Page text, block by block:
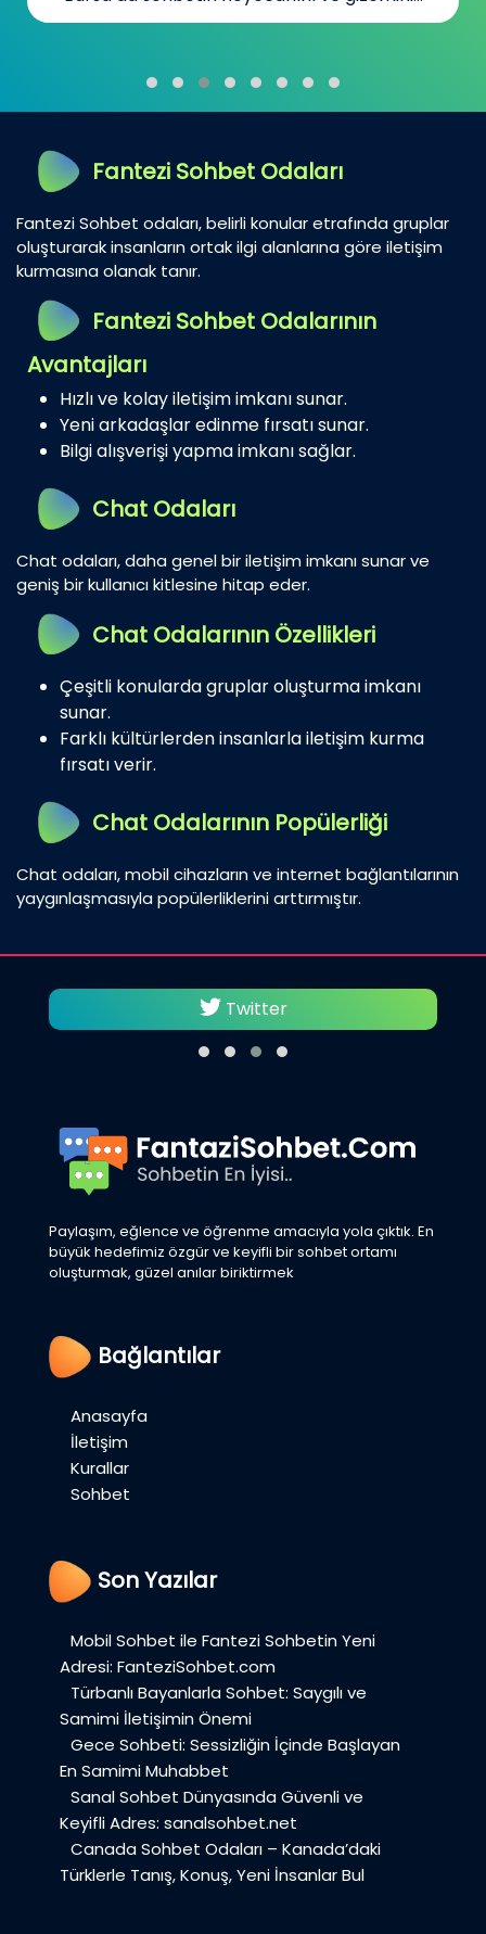
Fantezi Sohbet Odaları
Fantezi Sohbet odaları, belirli konular etrafında gruplar
oluşturarak insanların ortak ilgi alanlarına göre iletişim
kurmasına olanak tanır.
Fantezi Sohbet Odalarının
Avantajları
Hızlı ve kolay iletişim imkanı sunar.
Yeni arkadaşlar edinme fırsatı sunar.
Bilgi alışverişi yapma imkanı sağlar.
Chat Odaları
Chat odaları, daha genel bir iletişim imkanı sunar ve
geniş bir kullanıcı kitlesine hitap eder.
Chat Odalarının Özellikleri
Çeşitli konularda gruplar oluşturma imkanı
sunar.
Farklı kültürlerden insanlarla iletişim kurma
fırsatı verir.
Chat Odalarının Popülerliği
Chat odaları, mobil cihazların ve internet bağlantılarının
yaygınlaşmasıyla popülerliklerini arttırmıştır.
Twitter
Paylaşım, eğlence ve öğrenme amacıyla yola çıktık. En
büyük hedefimiz özgür ve keyifli bir sohbet ortamı
oluşturmak, güzel anılar biriktirmek
Bağlantılar
Anasayfa
İletişim
Kurallar
Sohbet
Son Yazılar
Mobil Sohbet ile Fantezi Sohbetin Yeni
Adresi: FanteziSohbet.com
Türbanlı Bayanlarla Sohbet: Saygılı ve
Samimi İletişimin Önemi
Gece Sohbeti: Sessizliğin İçinde Başlayan
En Samimi Muhabbet
Sanal Sohbet Dünyasında Güvenli ve
Keyifli Adres: sanalsohbet.net
Canada Sohbet Odaları – Kanada’daki
Türklerle Tanış, Konuş, Yeni İnsanlar Bul